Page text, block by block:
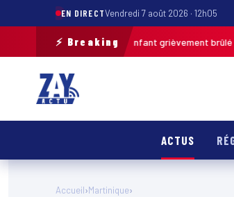
EN DIRECTVendredi 7 août 2026 · 12h05
⚡ Breaking
de-Calais : un enfant grièvement brûlé après
ACTUS
Accueil›Martinique›